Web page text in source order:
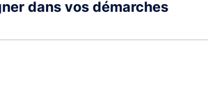
dans vos démarches